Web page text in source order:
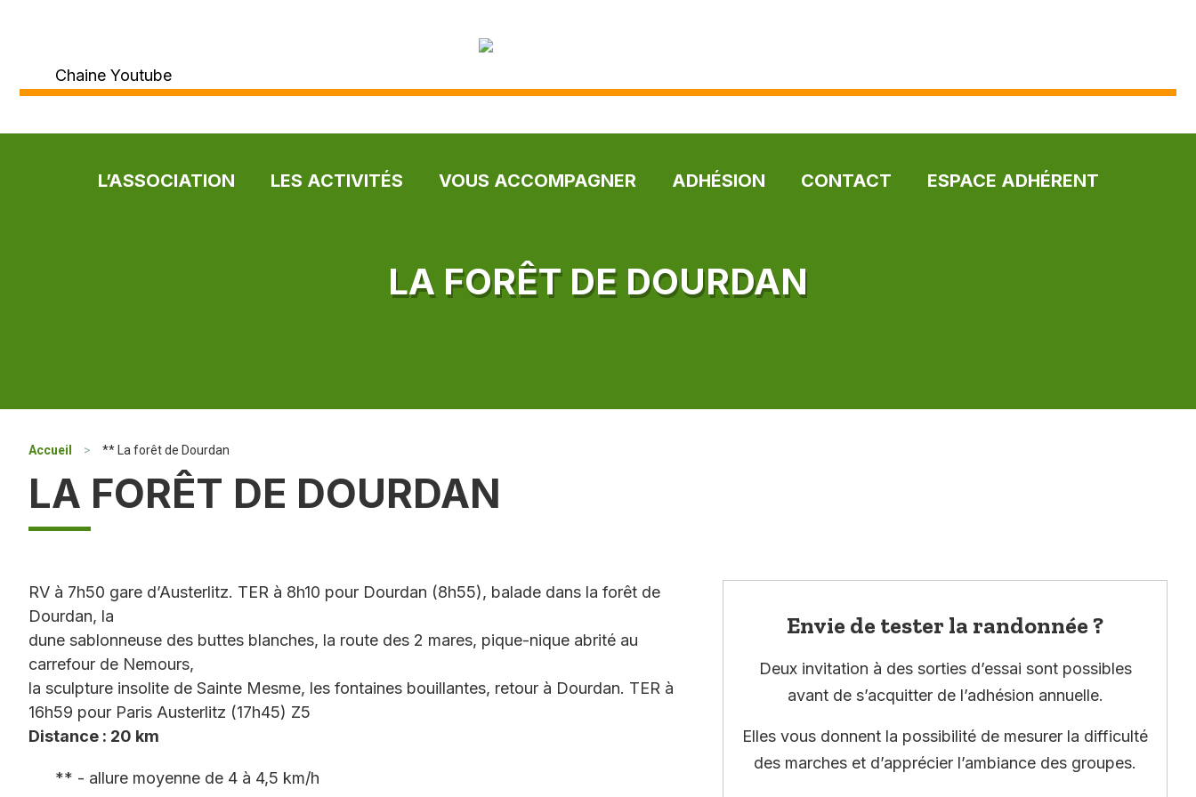
Chaine Youtube
L’ASSOCIATION LES ACTIVITÉS VOUS ACCOMPAGNER ADHÉSION CONTACT ESPACE ADHÉRENT
LA FORÊT DE DOURDAN
Accueil > ** La forêt de Dourdan
LA FORÊT DE DOURDAN
RV à 7h50 gare d’Austerlitz. TER à 8h10 pour Dourdan (8h55), balade dans la forêt de
Dourdan, la
dune sablonneuse des buttes blanches, la route des 2 mares, pique-nique abrité au
carrefour de Nemours,
la sculpture insolite de Sainte Mesme, les fontaines bouillantes, retour à Dourdan. TER à
16h59 pour Paris Austerlitz (17h45) Z5
Distance : 20 km
** - allure moyenne de 4 à 4,5 km/h
Envie de tester la randonnée ?
Deux invitation à des sorties d’essai sont possibles
avant de s’acquitter de l’adhésion annuelle.
Elles vous donnent la possibilité de mesurer la difficulté
des marches et d’apprécier l’ambiance des groupes.